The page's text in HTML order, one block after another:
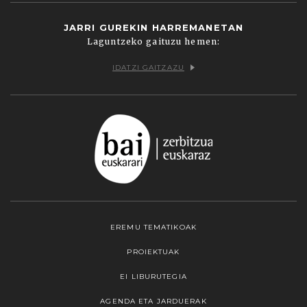
JARRI GUREKIN HARREMANETAN
Laguntzeko gaituzu hemen:
IDATZI GAITZAZU
EREMU TEMATIKOAK
PROIEKTUAK
EI LIBURUTEGIA
AGENDA ETA JARDUERAK